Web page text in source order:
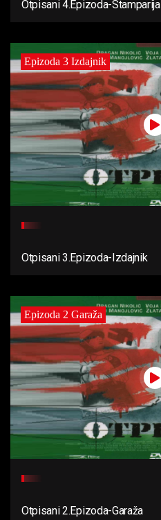
Otpisani 4.Epizoda-Stamparija
Epizoda 3 Izdajnik
Otpisani 3.Epizoda-Izdajnik
Epizoda 2 Garaža
Otpisani 2.Epizoda-Garaža